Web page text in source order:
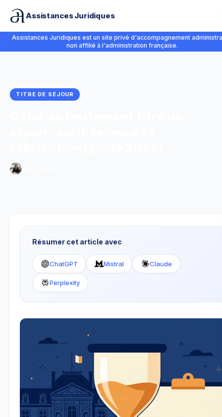
Assistances Juridiques
Assistances Juridiques est un site privé d'accompagnement
non affilié à l'administration française.
TITRE DE SÉJOUR
Résumer cet article avec
ChatGPT Mistral Claude
Perplexity